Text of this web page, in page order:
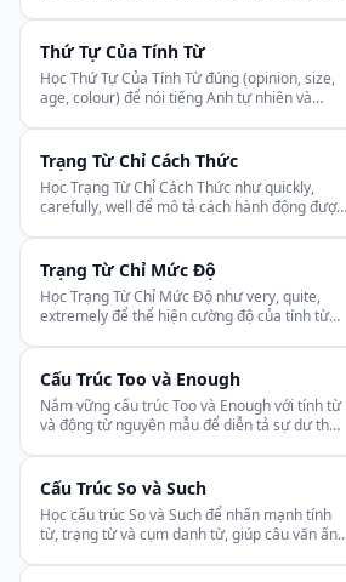
Thứ Tự Của Tính Từ
Học Thứ Tự Của Tính Từ đúng (opinion, size,
age, colour) để nói tiếng Anh tự nhiên và
Trạng Từ Chỉ Cách Thức
Học Trạng Từ Chỉ Cách Thức như quickly,
carefully, well để mô tả cách hành động được
Trạng Từ Chỉ Mức Độ
Học Trạng Từ Chỉ Mức Độ như very, quite,
extremely để thể hiện cường độ của tính từ
Cấu Trúc Too và Enough
Nắm vững cấu trúc Too và Enough với tính từ
và động từ nguyên mẫu để diễn tả sự dư thừa
Cấu Trúc So và Such
Học cấu trúc So và Such để nhấn mạnh tính
từ, trạng từ và cụm danh từ, giúp câu văn ấn